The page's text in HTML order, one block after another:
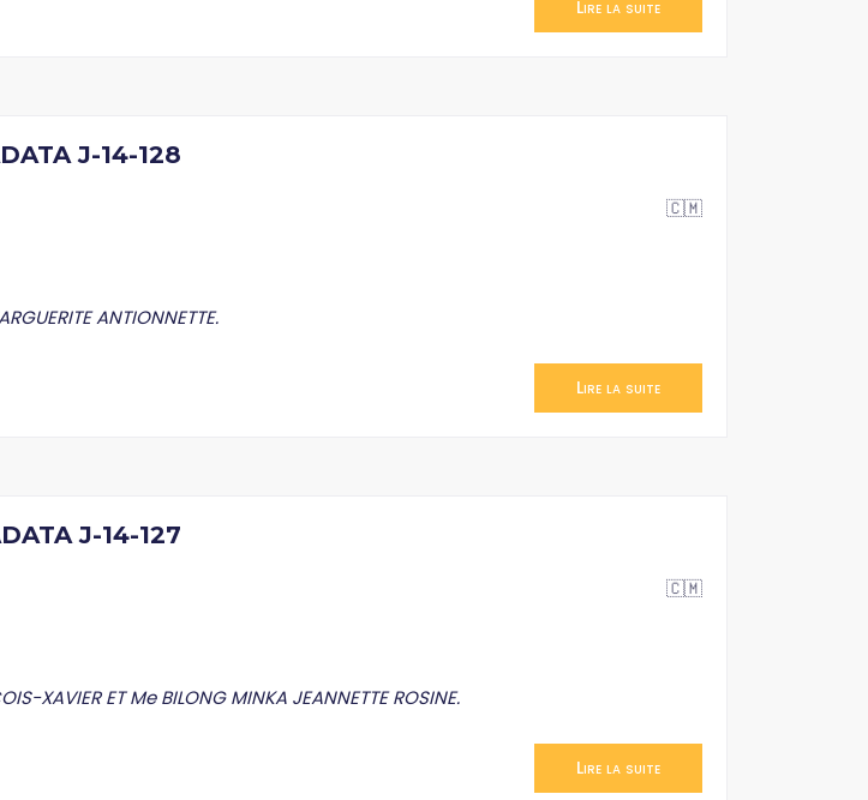
Lire la suite
J-14-128
🇨🇲
ANTIONNETTE.
Lire la suite
J-14-127
🇨🇲
XAVIER ET Me BILONG MINKA JEANNETTE ROSINE.
Lire la suite